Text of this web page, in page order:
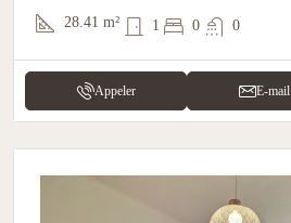
28.41 m² 1 0 0
Appeler E-mail